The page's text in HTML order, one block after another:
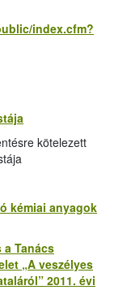
index.cfm?
kötelezett
kémiai anyagok
a Tanács
„A veszélyes
2011. évi